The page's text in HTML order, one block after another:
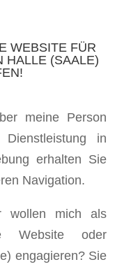
WEBSITE FÜR
HALLE (SAALE)
meine Person
in
erhalten Sie
Navigation.
wollen mich als
Website oder
engagieren? Sie